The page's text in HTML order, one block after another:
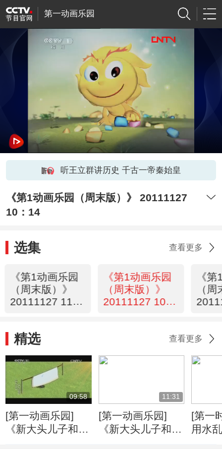
第一动画乐园
听王立群讲历史 千古一帝秦始皇
《第1动画乐园（周末版）》 20111127
10：14
选集 查看更多
《第1动画乐园
（周末版）》
20111127 11：
《第1动画乐园
（周末版）》
20111127 10：
《
（
精选 查看更多
09:58
[第一动画乐园]
《新大头儿子和小
11:31
[第一动画乐园]
《新大头儿子和小
[第一
用水